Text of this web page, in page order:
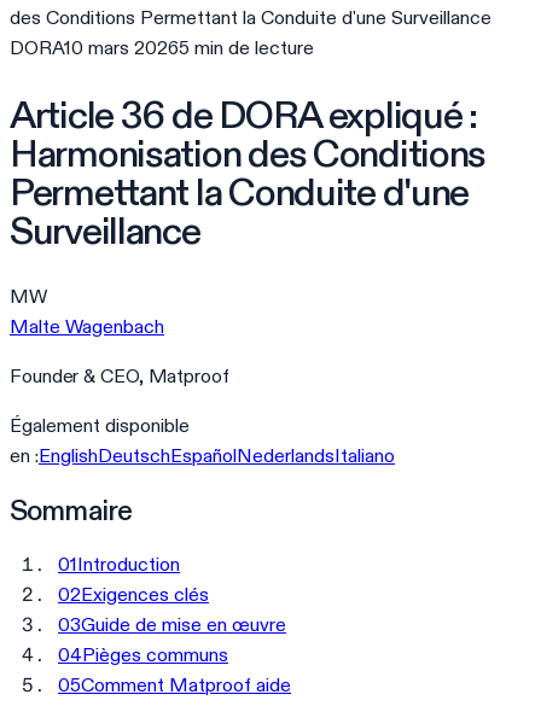
des Conditions Permettant la Conduite d'une Surveillance
DORA10 mars 20265 min de lecture
Article 36 de DORA expliqué :
Harmonisation des Conditions
Permettant la Conduite d'une
Surveillance
MW
Malte Wagenbach
Founder & CEO, Matproof
Également disponible
en :EnglishDeutschEspañolNederlandsItaliano
Sommaire
01Introduction
02Exigences clés
03Guide de mise en œuvre
04Pièges communs
05Comment Matproof aide